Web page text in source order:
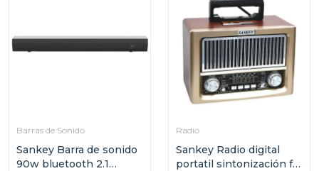
Barras de Sonido
Sankey Barra de sonido
90w bluetooth 2.1
Radio
Sankey Radio digital
portatil sintonización fm